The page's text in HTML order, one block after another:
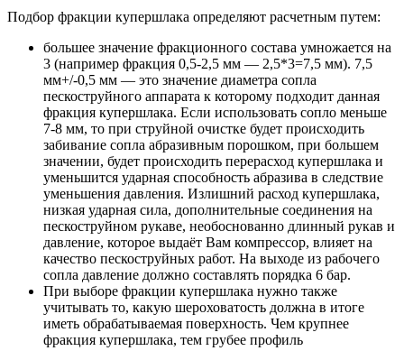
Подбор фракции купершлака определяют расчетным путем:
большее значение фракционного состава умножается на
3 (например фракция 0,5-2,5 мм — 2,5*3=7,5 мм). 7,5
мм+/-0,5 мм — это значение диаметра сопла
пескоструйного аппарата к которому подходит данная
фракция купершлака. Если использовать сопло меньше
7-8 мм, то при струйной очистке будет происходить
забивание сопла абразивным порошком, при большем
значении, будет происходить перерасход купершлака и
уменьшится ударная способность абразива в следствие
уменьшения давления. Излишний расход купершлака,
низкая ударная сила, дополнительные соединения на
пескоструйном рукаве, необоснованно длинный рукав и
давление, которое выдаёт Вам компрессор, влияет на
качество пескоструйных работ. На выходе из рабочего
сопла давление должно составлять порядка 6 бар.
При выборе фракции купершлака нужно также
учитывать то, какую шероховатость должна в итоге
иметь обрабатываемая поверхность. Чем крупнее
фракция купершлака, тем грубее профиль